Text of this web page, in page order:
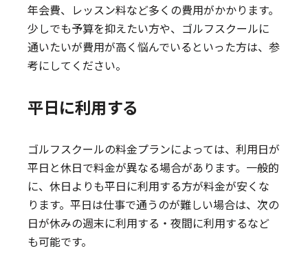
年会費、レッスン料など多くの費用がかかります。
少しでも予算を抑えたい方や、ゴルフスクールに
通いたいが費用が高く悩んでいるといった方は、参
考にしてください。
平日に利用する
ゴルフスクールの料金プランによっては、利用日が
平日と休日で料金が異なる場合があります。一般的
に、休日よりも平日に利用する方が料金が安くな
ります。平日は仕事で通うのが難しい場合は、次の
日が休みの週末に利用する・夜間に利用するなど
も可能です。